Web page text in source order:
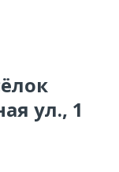
ул., 1